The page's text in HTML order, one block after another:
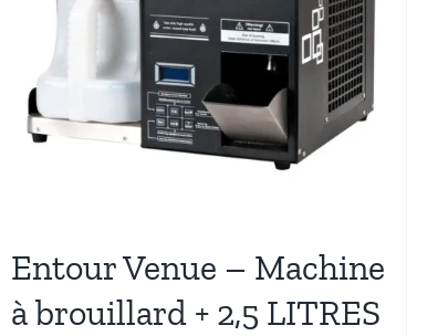
Entour Venue – Machine
à brouillard + 2,5 LITRES